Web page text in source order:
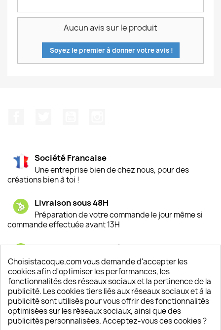
Aucun avis sur le produit
Soyez le premier à donner votre avis !
Société Francaise
Une entreprise bien de chez nous, pour des
créations bien à toi !
Livraison sous 48H
Préparation de votre commande le jour même si
commande effectuée avant 13H
Satisfaction de nos clients
Depuis 2009, entre 92% et 94% de nos clients
sont satisfaits de nos produits
Un SAV à votre écoute
Notre SAV est disponible 6/7J de 10h à 18H
Choisistacoque.com vous demande d'accepter les
cookies afin d'optimiser les performances, les
fonctionnalités des réseaux sociaux et la pertinence de la
publicité. Les cookies tiers liés aux réseaux sociaux et à la
publicité sont utilisés pour vous offrir des fonctionnalités
optimisées sur les réseaux sociaux, ainsi que des
publicités personnalisées. Acceptez-vous ces cookies ?